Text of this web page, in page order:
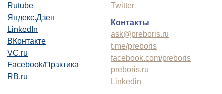
Rutube
Яндекс.Дзен
LinkedIn
ВКонтакте
VC.ru
Facebook/Практика
RB.ru
Twitter
Контакты
ask@preboris.ru
t.me/preboris
facebook.com/preboris
preboris.ru
Linkedin